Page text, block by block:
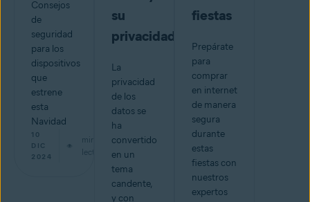
Consejos
de
seguridad
para los
dispositivos
que
estrene
esta
Navidad
10
DIC
2024
min de
lectura
su
privacidad.
La
privacidad
de los
datos se
ha
convertido
en un
tema
candente,
y con
fiestas
Prepárate
para
comprar
en internet
de manera
segura
durante
estas
fiestas con
nuestros
expertos